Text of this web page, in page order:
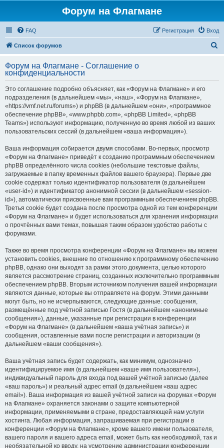
Форум на Флагмане
FAQ Вход
Регистрация
Список форумов
с
Форум на Флагмане - Соглашение о
конфиденциальности
Это соглашение подробно объясняет, как «Форум на Флагмане» и его
подразделения (в дальнейшем «мы», «наш», «Форум на Флагмане»,
«https://vmf.net.ru/forums») и phpBB (в дальнейшем «они», «программное
обеспечение phpBB», «www.phpbb.com», «phpBB Limited», «phpBB
Teams») используют информацию, полученную во время любой из ваших
пользовательских сессий (в дальнейшем «ваша информация»).
Ваша информация собирается двумя способами. Во-первых, просмотр
«Форум на Флагмане» приведёт к созданию программным обеспечением
phpBB определённого числа cookies (небольшие текстовые файлы,
загружаемые в папку временных файлов вашего браузера). Первые две
cookie содержат только идентификатор пользователя (в дальнейшем
«user-id») и идентификатор анонимной сессии (в дальнейшем «session-
id»), автоматически присвоенные вам программным обеспечением phpBB.
Третья cookie будет создана после просмотра одной из тем конференции
«Форум на Флагмане» и будет использоваться для хранения информации
о прочтённых вами темах, повышая таким образом удобство работы с
форумами.
Также во время просмотра конференции «Форум на Флагмане» мы можем
установить cookies, внешние по отношению к программному обеспечению
phpBB, однако они выходят за рамки этого документа, целью которого
является рассмотрение страниц, созданных исключительно программным
обеспечением phpBB. Вторым источником получения вашей информации
являются данные, которые вы отправляете на форум. Этими данными
могут быть, но не исчерпываются, следующие данные: сообщения,
размещённые под учётной записью Гостя (в дальнейшем «анонимные
сообщения»), данные, указанные при регистрации в конференции
«Форум на Флагмане» (в дальнейшем «ваша учётная запись») и
сообщения, оставленные вами после регистрации и авторизации (в
дальнейшем «ваши сообщения»).
Ваша учётная запись будет содержать, как минимум, однозначно
идентифицируемое имя (в дальнейшем «ваше имя пользователя»),
индивидуальный пароль для входа под вашей учётной записью (далее
«ваш пароль») и реальный адрес email (в дальнейшем «ваш адрес
email»). Ваша информация из вашей учётной записи на форумах «Форум
на Флагмане» охраняется законами о защите компьютерной
информации, применяемыми в стране, предоставляющей нам услуги
хостинга. Любая информация, запрашиваемая при регистрации в
конференции «Форум на Флагмане», кроме вашего имени пользователя,
вашего пароля и вашего адреса email, может быть как необходимой, так и
необязательной ко вводу, на усмотрение администрации конференции